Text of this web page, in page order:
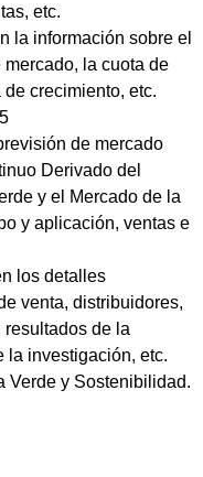
etc.
la información sobre el
la cuota de
crecimiento, etc.
de mercado
Derivado del
y el Mercado de la
y aplicación, ventas e
los detalles
venta, distribuidores,
de la
la investigación, etc.
Verde y Sostenibilidad.